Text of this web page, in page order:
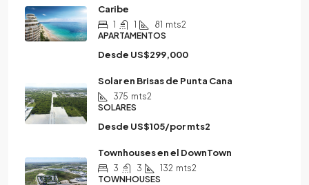
Caribe
1 1 81 mts2
APARTAMENTOS
Desde US$299,000
Solar en Brisas de Punta Cana
375 mts2
SOLARES
Desde US$105/por mts2
Townhouses en el DownTown
3 3 132 mts2
TOWNHOUSES